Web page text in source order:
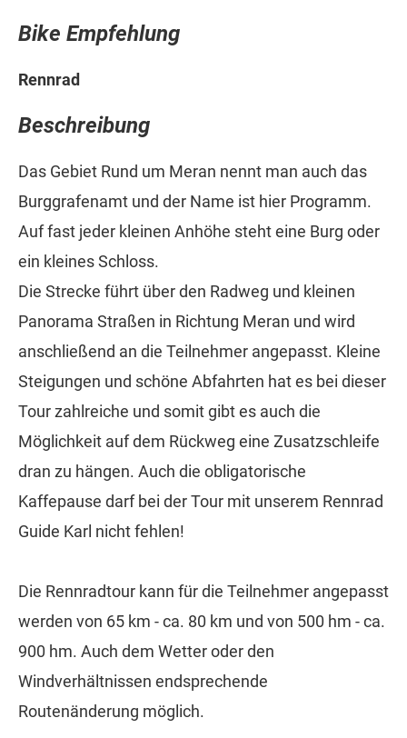
Bike Empfehlung
Rennrad
Beschreibung
Das Gebiet Rund um Meran nennt man auch das
Burggrafenamt und der Name ist hier Programm.
Auf fast jeder kleinen Anhöhe steht eine Burg oder
ein kleines Schloss.
Die Strecke führt über den Radweg und kleinen
Panorama Straßen in Richtung Meran und wird
anschließend an die Teilnehmer angepasst. Kleine
Steigungen und schöne Abfahrten hat es bei dieser
Tour zahlreiche und somit gibt es auch die
Möglichkeit auf dem Rückweg eine Zusatzschleife
dran zu hängen. Auch die obligatorische
Kaffepause darf bei der Tour mit unserem Rennrad
Guide Karl nicht fehlen!
Die Rennradtour kann für die Teilnehmer angepasst
werden von 65 km - ca. 80 km und von 500 hm - ca.
900 hm. Auch dem Wetter oder den
Windverhältnissen endsprechende
Routenänderung möglich.